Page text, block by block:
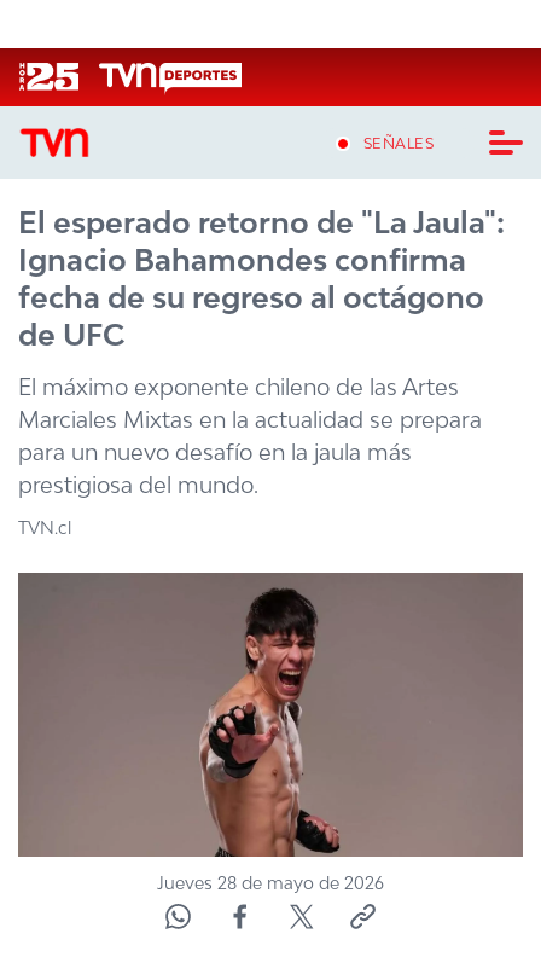
SEÑALES
CASTING MASTERCHEF CHILE
CASTING TVN VERTICAL
TVN VERTICAL
TVN PLAY
PROGRAMAS
NTV
ACTUALIDAD Y TENDENCIAS
CORPORATIVO Y TRANSPARENCIA
CANAL DE DENUNCIAS
ÁREA DE PROYECTOS
El esperado retorno de "La Jaula":
Ignacio Bahamondes confirma
fecha de su regreso al octágono
de UFC
El máximo exponente chileno de las Artes
Marciales Mixtas en la actualidad se prepara
para un nuevo desafío en la jaula más
prestigiosa del mundo.
TVN.cl
Jueves 28 de mayo de 2026